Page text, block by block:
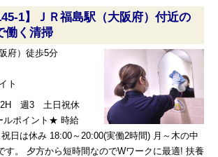
1】ＪＲ福島駅（大阪府）付近の
働く清掃
府）徒歩5分
ト
2H 週3 土日祝休
ポイント★ 時給
日は休み 18:00～20:00(実働2時間) 月～木の中
す。 夕方から短時間なのでWワークに最適! 扶養